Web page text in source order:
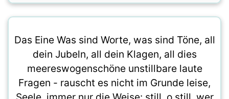
Das Eine Was sind Worte, was sind Töne, all
dein Jubeln, all dein Klagen, all dies
meereswogenschöne unstillbare laute
Fragen - rauscht es nicht im Grunde leise,